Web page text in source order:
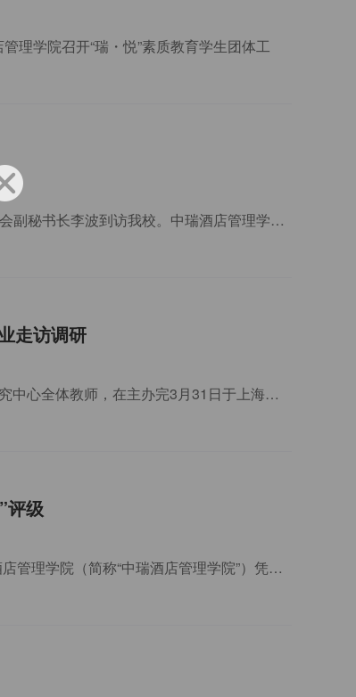
理学院召开“瑞・悦”素质教育学生团体工
近日，北京公艺文化基金会理事长、中国圆明园学会理事兼执行秘书长蒋振华与北京公艺文化基金会副秘书长李波到访我校。中瑞酒店管理学院事业发展部部长郭瑞环教授、教育培训中
走访调研
为持续深化产教融合、精准对接行业前沿需求，2026年4月1日至3日，中瑞酒店管理学院酒店业研究中心全体教师，在主办完3月31日于上海新国际博览中心举行的“2026酒店评论新智
评级
近日，北京市2025年来华留学生高等教育质量发展评估结果正式揭晓。北京第二外国语学院中瑞酒店管理学院（简称“中瑞酒店管理学院”）凭借其鲜明的办学特色、完善的管理